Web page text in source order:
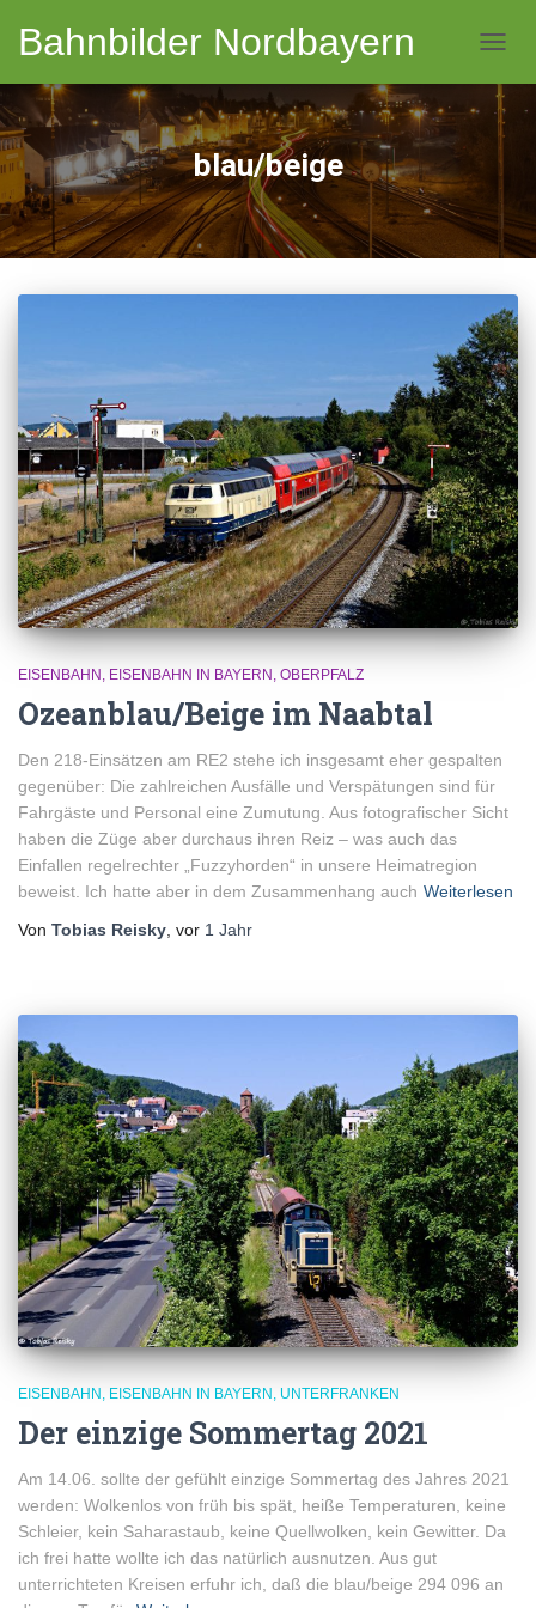
Bahnbilder Nordbayern
blau/beige
EISENBAHN EISENBAHN IN BAYERN OBERPFALZ
Ozeanblau/Beige im Naabtal
Den 218-Einsätzen am RE2 stehe ich insgesamt eher gespalten
gegenüber: Die zahlreichen Ausfälle und Verspätungen sind für
Fahrgäste und Personal eine Zumutung. Aus fotografischer Sicht
haben die Züge aber durchaus ihren Reiz – was auch das
Einfallen regelrechter „Fuzzyhorden“ in unsere Heimatregion
beweist. Ich hatte aber in dem Zusammenhang auch Weiterlesen
Von Tobias Reisky , vor 1 Jahr
EISENBAHN EISENBAHN IN BAYERN UNTERFRANKEN
Der einzige Sommertag 2021
Am 14.06. sollte der gefühlt einzige Sommertag des Jahres 2021
werden: Wolkenlos von früh bis spät, heiße Temperaturen, keine
Schleier, kein Saharastaub, keine Quellwolken, kein Gewitter. Da
ich frei hatte wollte ich das natürlich ausnutzen. Aus gut
unterrichteten Kreisen erfuhr ich, daß die blau/beige 294 096 an